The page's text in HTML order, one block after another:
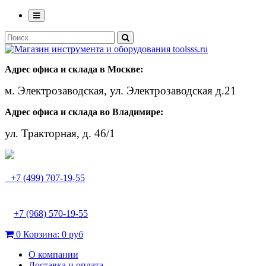
Адрес офиса и склада в Москве:
м. Электрозаводская, ул. Электрозаводская д.21
Адрес офиса и склада во Владимире:
ул. Тракторная, д. 46/1
+7 (499) 707-19-55
+7 (968) 570-19-55
0 Корзина: 0 руб
О компании